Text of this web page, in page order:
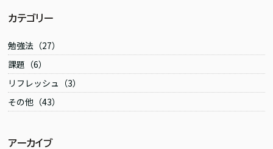
e
b
o
o
k
カテゴリー
勉強法（27）
課題（6）
リフレッシュ（3）
その他（43）
アーカイブ